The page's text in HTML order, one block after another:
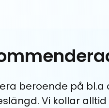
beroende på
Vi kollar